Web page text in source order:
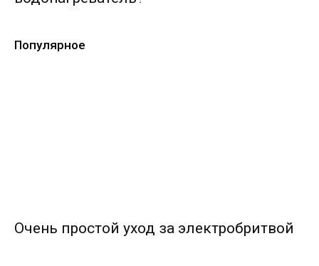
Популярное
Очень простой уход за электробритвой